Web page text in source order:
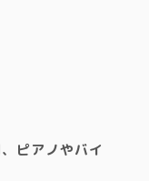
ピアノやバイ